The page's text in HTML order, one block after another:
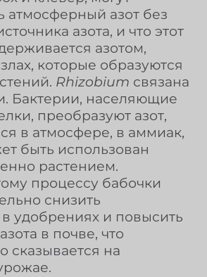
атмосферный азот без
азота, и что этот
азотом,
которые образуются
Rhizobium связана
Бактерии, населяющие
преобразуют азот,
в атмосфере, в аммиак,
быть использован
растением.
процессу бабочки
снизить
удобрениях и повысить
в почве, что
сказывается на